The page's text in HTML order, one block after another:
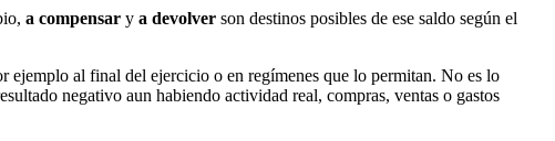
a compensar y a devolver son destinos posibles de ese saldo según el
ejemplo al final del ejercicio o en regímenes que lo permitan. No es lo
negativo aun habiendo actividad real, compras, ventas o gastos